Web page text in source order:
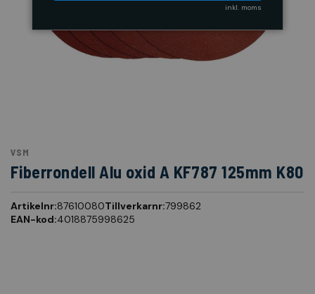
VSM
Fiberrondell Alu oxid A KF787 125mm K80
Artikelnr:87610080Tillverkarnr:799862
EAN-kod:4018875998625
inkl. moms